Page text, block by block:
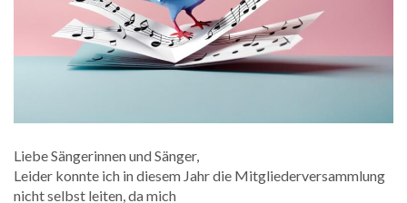
Liebe Sängerinnen und Sänger,
Leider konnte ich in diesem Jahr die Mitgliederversammlung
nicht selbst leiten, da mich